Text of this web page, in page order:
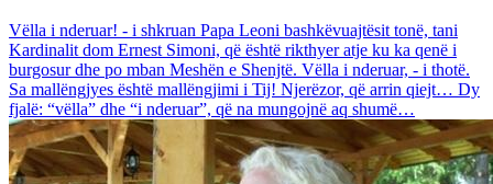
Vëlla i nderuar! - i shkruan Papa Leoni bashkëvuajtësit tonë, tani
Kardinalit dom Ernest Simoni, që është rikthyer atje ku ka qenë i
burgosur dhe po mban Meshën e Shenjtë. Vëlla i nderuar, - i thotë.
Sa mallëngjyes është mallëngjimi i Tij! Njerëzor, që arrin qiejt… Dy
fjalë: “vëlla” dhe “i nderuar”, që na mungojnë aq shumë…